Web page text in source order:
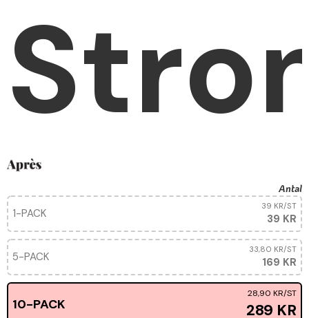
Antal
1-PACK 39 KR
39 KR/ST
5-PACK 169 KR
33,80 KR/ST
10-PACK 289 KR
28,90 KR/ST